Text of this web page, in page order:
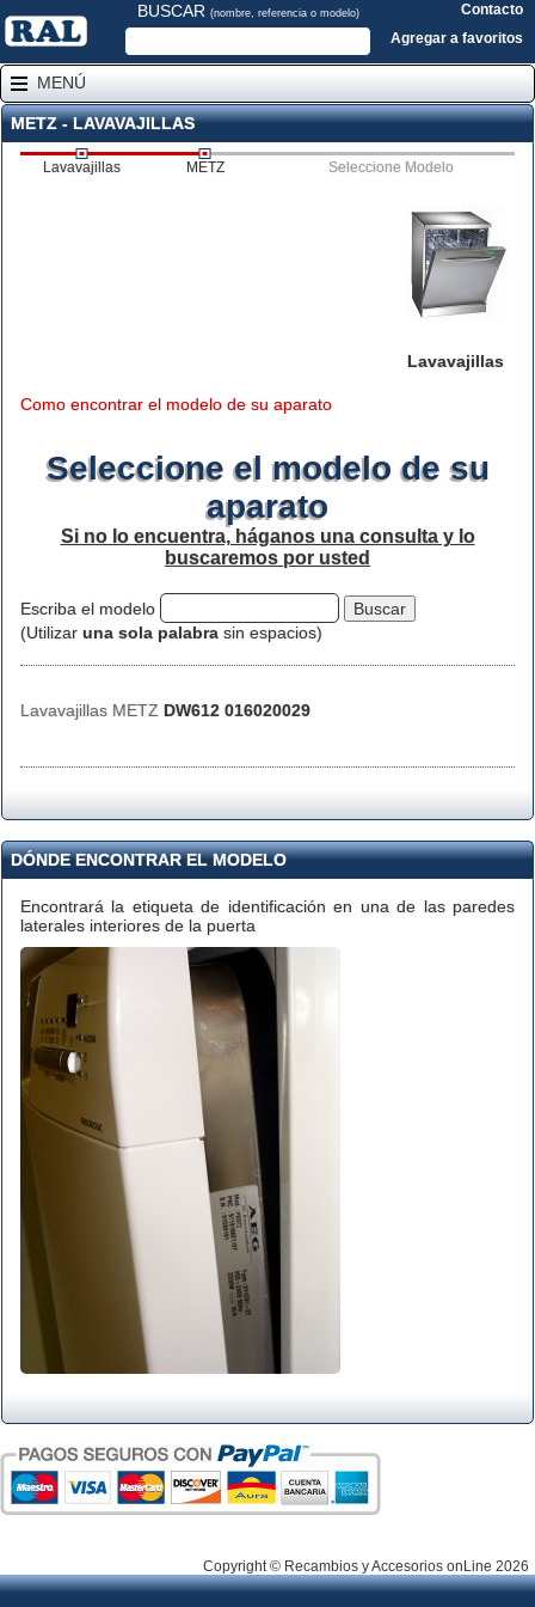
BUSCAR (nombre, referencia o modelo)
Contacto
Agregar a favoritos
MENÚ
METZ - LAVAVAJILLAS
Lavavajillas METZ Seleccione Modelo
Lavavajillas
Como encontrar el modelo de su aparato
Seleccione el modelo de su
aparato
Si no lo encuentra, háganos una consulta y lo
buscaremos por usted
Escriba el modelo
(Utilizar una sola palabra sin espacios)
Lavavajillas METZ DW612 016020029
DÓNDE ENCONTRAR EL MODELO
Encontrará la etiqueta de identificación en una de las paredes
laterales interiores de la puerta
Copyright © Recambios y Accesorios onLine 2026